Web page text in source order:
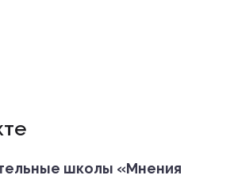
школы «Мнения